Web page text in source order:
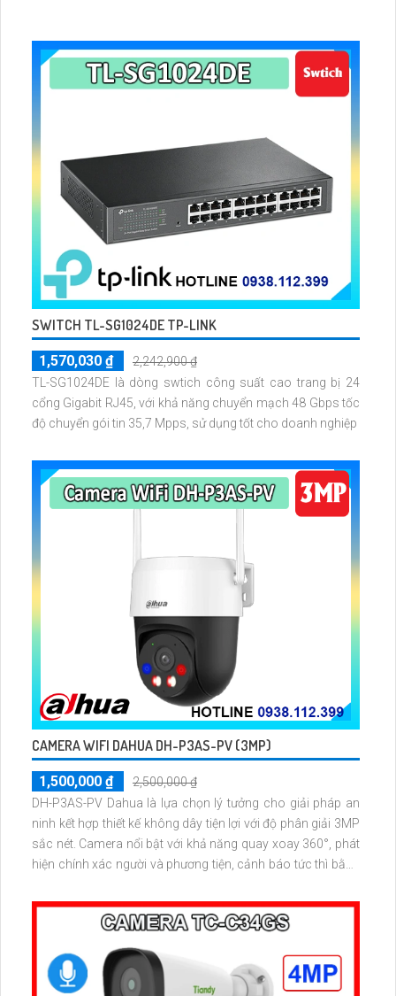
SWITCH TL-SG1024DE TP-LINK
1,570,030 ₫
2,242,900 ₫
TL-SG1024DE là dòng swtich công suất cao trang bị 24
cổng Gigabit RJ45, với khả năng chuyển mạch 48 Gbps tốc
độ chuyển gói tin 35,7 Mpps, sử dụng tốt cho doanh nghiệp
CAMERA WIFI DAHUA DH-P3AS-PV (3MP)
1,500,000 ₫
2,500,000 ₫
DH-P3AS-PV Dahua là lựa chọn lý tưởng cho giải pháp an
ninh kết hợp thiết kế không dây tiện lợi với độ phân giải 3MP
sắc nét. Camera nổi bật với khả năng quay xoay 360°, phát
hiện chính xác người và phương tiện, cảnh báo tức thì bằng